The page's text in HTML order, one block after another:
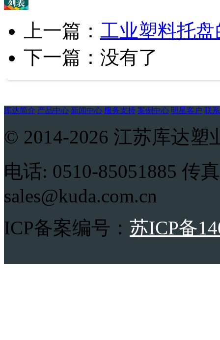
上一篇： 工业塑料托
下一篇：没有了
库达简介 产品中心 新闻中心 服务支持 案例中心 明星客户 联
© 2014-2026 江苏库达
电话: 0510-85051885 传
sales@kuda.com.cn
ICP备案编号： 苏ICP备